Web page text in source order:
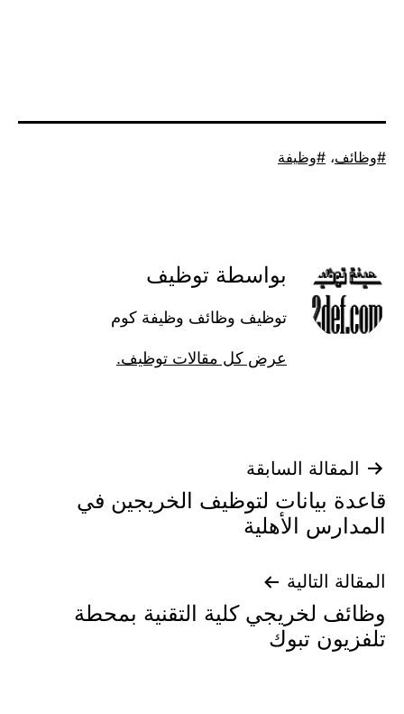
موسوم
وظائف، وظيفة
بواسطة توظيف
توظيف وظائف وظيفة كوم
عرض كل مقالات توظيف.
تصفّح
المقالات
المقالة السابقة
قاعدة بيانات لتوظيف الخريجين في
المدارس الأهلية
المقالة التالية
وظائف لخريجي كلية التقنية بمحطة
تلفزيون تبوك